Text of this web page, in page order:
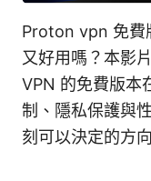
Proton vpn 免費
又好用嗎？本影
VPN 的免費版本
制、隱私保護與
刻可以決定的方向